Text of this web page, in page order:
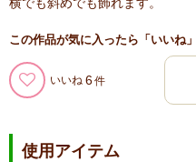
この作品が気に入ったら「いいね
いいね 6
使用アイテム